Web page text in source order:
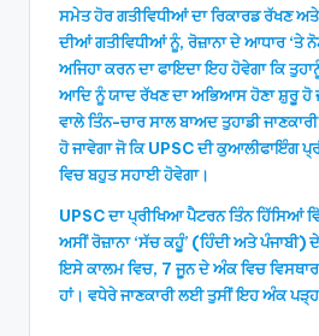
ਸਮੇਤ ਹੋਰ ਗਤੀਵਿਧੀਆਂ ਦਾ ਰਿਕਾਰਡ ਰੱਖਣ
ਦੀਆਂ ਗਤੀਵਿਧੀਆਂ ਨੂੰ, ਰੋਜ਼ਾਨਾ ਦੇ ਆਧਾਰ ‘ਤੇ
ਅਜਿਹਾ ਕਰਨ ਦਾ ਫਾਇਦਾ ਇਹ ਹੋਵੇਗਾ ਕਿ
ਆਦਿ ਨੂੰ ਯਾਦ ਰੱਖਣ ਦਾ ਅਭਿਆਸ ਹੋਣਾ ਸ਼ੁਰੂ ਹੋ
ਵਾਲੇ ਤਿੰਨ-ਚਾਰ ਸਾਲ ਬਾਅਦ ਤੁਹਾਡੀ
ਹੋ ਜਾਵੇਗਾ ਜੋ ਕਿ UPSC ਦੀ ਕੁਆਲੀਫਾਇੰਗ
ਵਿਚ ਬਹੁਤ ਸਹਾਈ ਹੋਵੇਗਾ।
UPSC ਦਾ ਪ੍ਰੀਖਿਆ ਪੈਟਰਨ ਤਿੰਨ ਹਿੱਸਿਆਂ
ਅਸੀਂ ਰੋਜ਼ਾਨਾ ‘ਸੱਚ ਕਹੂੰ’ (ਹਿੰਦੀ ਅਤੇ
ਇਸੇ ਕਾਲਮ ਵਿਚ, 7 ਜੂਨ ਦੇ ਅੰਕ ਵਿਚ ਵਿਸਥਾਰ
ਹਾਂ। ਵਧੇਰੇ ਜਾਣਕਾਰੀ ਲਈ ਤੁਸੀਂ ਇਹ ਅੰਕ